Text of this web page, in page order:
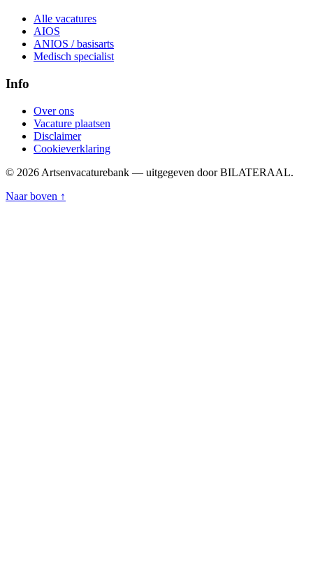
Alle vacatures
AIOS
ANIOS / basisarts
Medisch specialist
Info
Over ons
Vacature plaatsen
Disclaimer
Cookieverklaring
© 2026 Artsenvacaturebank — uitgegeven door BILATERAAL.
Naar boven ↑